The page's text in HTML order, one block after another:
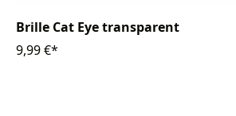
Brille Cat Eye transparent
9,99 €*